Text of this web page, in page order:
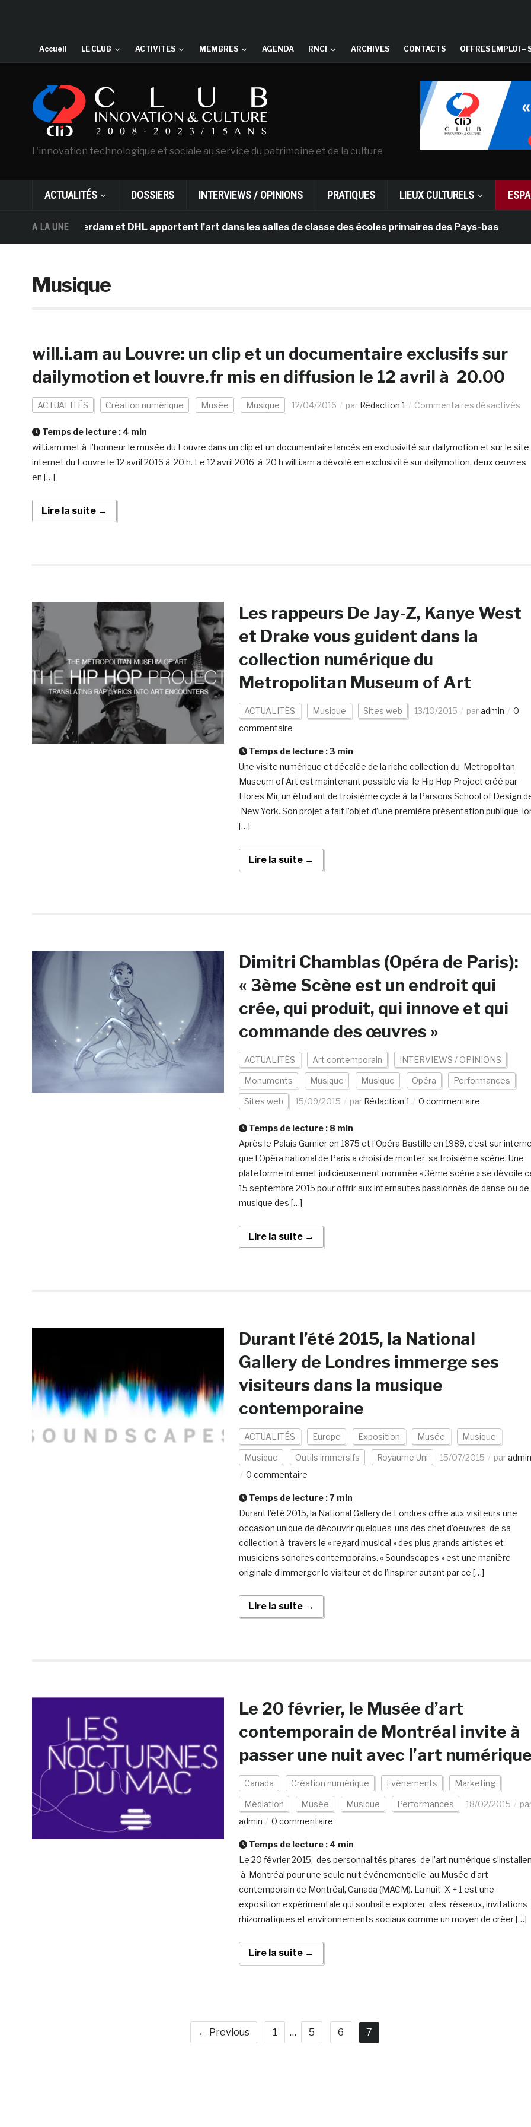
Accueil LE CLUB ACTIVITES MEMBRES AGENDA RNCI ARCHIVES CONTACTS OFFRES EMPLOI –
L'innovation technologique et sociale au service du patrimoine et de la culture
ACTUALITÉS DOSSIERS INTERVIEWS / OPINIONS PRATIQUES LIEUX CULTURELS
A LA UNE
d’Amsterdam et DHL apportent l’art dans les salles de classe des écoles primaires des Pays-bas
Musique
will.i.am au Louvre: un clip et un documentaire exclusifs sur
dailymotion et louvre.fr mis en diffusion le 12 avril à 20.00
ACTUALITÉS Création numérique Musée Musique 12/04/2016 par Rédaction 1 Commentaires désactivés
Temps de lecture : 4 min
will.i.am met à l’honneur le musée du Louvre dans un clip et un documentaire lancés en exclusivité sur dailymotion et sur le site
internet du Louvre le 12 avril 2016 à 20 h. Le 12 avril 2016 à 20 h will.i.am a dévoilé en exclusivité sur dailymotion, deux œuvres
en […]
Lire la suite →
Les rappeurs De Jay-Z, Kanye West
et Drake vous guident dans la
collection numérique du
Metropolitan Museum of Art
ACTUALITÉS Musique Sites web 13/10/2015 paradmin
0
commentaire
Temps de lecture : 3 min
Une visite numérique et décalée de la riche collection du Metropolitan
Museum of Art est maintenant possible via le Hip Hop Project créé par
Flores Mir, un étudiant de troisième cycle à la Parsons School of Design
New York. Son projet a fait l’objet d’une première présentation publique
[…]
Lire la suite →
Dimitri Chamblas (Opéra de Paris):
« 3ème Scène est un endroit qui
crée, qui produit, qui innove et qui
commande des œuvres »
ACTUALITÉS Art contemporain INTERVIEWS / OPINIONS
Monuments Musique Musique Opéra Performances
Sites web 15/09/2015 par Rédaction 1 0 commentaire
Temps de lecture : 8 min
Après le Palais Garnier en 1875 et l’Opéra Bastille en 1989, c’est sur
que l’Opéra national de Paris a choisi de monter sa troisième scène. Une
plateforme internet judicieusement nommée « 3ème scène » se dévoile
15 septembre 2015 pour offrir aux internautes passionnés de danse ou de
musique des […]
Lire la suite →
Durant l’été 2015, la National
Gallery de Londres immerge ses
visiteurs dans la musique
contemporaine
ACTUALITÉS Europe Exposition Musée Musique
Musique Outils immersifs Royaume Uni 15/07/2015 paradmin
0 commentaire
Temps de lecture :7 min
Durant l’été 2015, la National Gallery de Londres offre aux visiteurs une
occasion unique de découvrir quelques-uns des chef d’oeuvres de sa
collection à travers le « regard musical » des plus grands artistes et
musiciens sonores contemporains. « Soundscapes » est une manière
originale d’immerger le visiteur et de l’inspirer autant par ce […]
Lire la suite →
Le 20 février, le Musée d’art
contemporain de Montréal invite à
passer une nuit avec l’art
Canada Création numérique Evénements Marketing
Médiation Musée Musique Performances 18/02/2015
admin
0 commentaire
Temps de lecture : 4 min
Le 20 février 2015, des personnalités phares de l’art numérique
à Montréal pour une seule nuit événementielle au Musée d’art
contemporain de Montréal, Canada (MACM). La nuit X + 1 est une
exposition expérimentale qui souhaite explorer « les réseaux, invitations
rhizomatiques et environnements sociaux comme un moyen de créer […]
Lire la suite →
← Previous 1 … 5 6 7